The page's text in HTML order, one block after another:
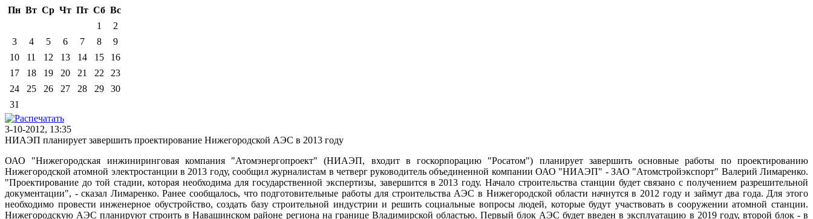
Пн Вт Ср Чт Пт Сб Вс
1
2
3
4 5 6 7 8
9
10
11 12 13 14 15
16
17
18 19 20 21 22
23
24
25 26 27 28 29
30
31
3-10-2012, 13:35
НИАЭП планирует завершить проектирование Нижегородской АЭС в 2013 году
ОАО "Нижегородская инжиниринговая компания "Атомэнергопроект" (НИАЭП, входит в госкорпорацию "Росатом") планирует завершить основные работы по проектированию
Нижегородской атомной электростанции в 2013 году, сообщил журналистам в четверг руководитель объединенной компании ОАО "НИАЭП" - ЗАО "Атомстройэкспорт" Валерий Лимаренко.
"Проектирование до той стадии, которая необходима для государственной экспертизы, завершится в 2013 году. Начало строительства станции будет связано с получением разрешительной
документации", - сказал Лимаренко. Ранее сообщалось, что подготовительные работы для строительства АЭС в Нижегородской области начнутся в 2012 году и займут два года. Для этого
необходимо провести инженерное обустройство, создать базу строительной индустрии и решить социальные вопросы людей, которые будут участвовать в сооружении атомной станции.
Нижегородскую АЭС планируют строить в Навашинском районе региона на границе Владимирской областью. Первый блок АЭС будет введен в эксплуатацию в 2019 году, второй блок - в